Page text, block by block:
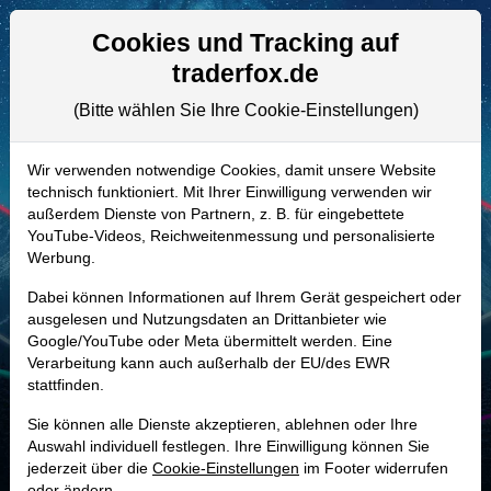
Aktien- und Artikelsuche
A1H81M | SR9–Swiss Re Aktie
Realtime-Aktienkurs:
-
-
Marktkapitalisierung 49,76 Mrd. USD
Unternehmenswert 55,54 Mrd. USD
MONKEY-TRADER INDIKATOR
Cookies und Tracking auf
traderfox.de
(Bitte wählen Sie Ihre Cookie-Einstellungen)
Wir verwenden notwendige Cookies, damit unsere Website
technisch funktioniert. Mit Ihrer Einwilligung verwenden wir
außerdem Dienste von Partnern, z. B. für eingebettete
YouTube-Videos, Reichweitenmessung und personalisierte
Werbung.
Dabei können Informationen auf Ihrem Gerät gespeichert oder
ausgelesen und Nutzungsdaten an Drittanbieter wie
Google/YouTube oder Meta übermittelt werden. Eine
Verarbeitung kann auch außerhalb der EU/des EWR
stattfinden.
Sie können alle Dienste akzeptieren, ablehnen oder Ihre
Auswahl individuell festlegen. Ihre Einwilligung können Sie
jederzeit über die Cookie-Einstellungen im Footer widerrufen